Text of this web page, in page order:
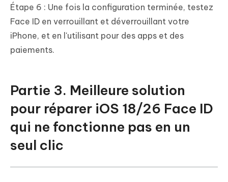
Étape 6 : Une fois la configuration terminée, testez
Face ID en verrouillant et déverrouillant votre
iPhone, et en l'utilisant pour des apps et des
paiements.
Partie 3. Meilleure solution
pour réparer iOS 18/26 Face ID
qui ne fonctionne pas en un
seul clic